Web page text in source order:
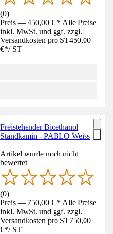
(0)
Preis — 450,00 € * Alle Preise
inkl. MwSt. und ggf. zzgl.
Versandkosten pro ST450,00
€*/ ST
Freistehender Bioethanol
Standkamin - PABLO Weiss
Artikel wurde noch nicht
bewertet.
(0)
Preis — 750,00 € * Alle Preise
inkl. MwSt. und ggf. zzgl.
Versandkosten pro ST750,00
€*/ ST